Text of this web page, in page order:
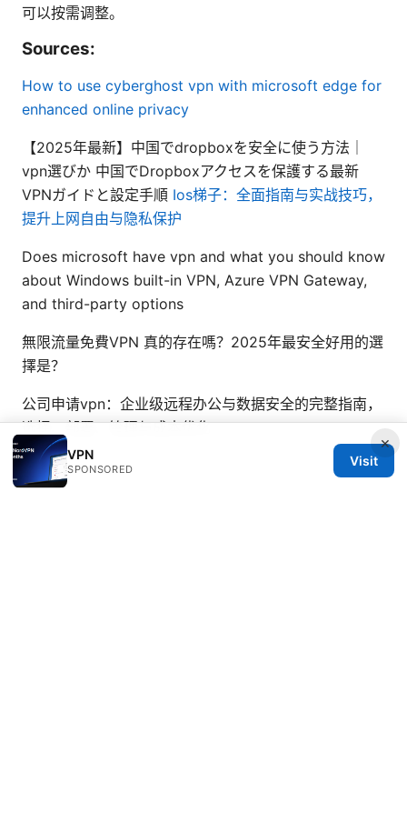
可以按需调整。
Sources:
How to use cyberghost vpn with microsoft edge for
enhanced online privacy
【2025年最新】中国でdropboxを安全に使う方法｜
vpn選びか 中国でDropboxアクセスを保護する最新
VPNガイドと設定手順 Ios梯子：全面指南与实战技巧，
提升上网自由与隐私保护
Does microsoft have vpn and what you should know
about Windows built-in VPN, Azure VPN Gateway,
and third-party options
無限流量免費VPN 真的存在嗎？2025年最安全好用的選
擇是？
公司申请vpn：企业级远程办公与数据安全的完整指南，
选择、部署、管理与成本优化
×
VPN
SPONSORED
Visit